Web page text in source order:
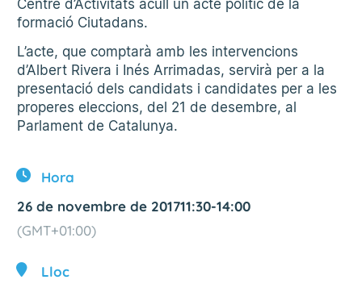
Centre d’Activitats acull un acte polític de la
formació Ciutadans.
L’acte, que comptarà amb les intervencions
d’Albert Rivera i Inés Arrimadas, servirà per a la
presentació dels candidats i candidates per a les
properes eleccions, del 21 de desembre, al
Parlament de Catalunya.
Hora
26 de novembre de 201711:30-14:00
(GMT+01:00)
Lloc